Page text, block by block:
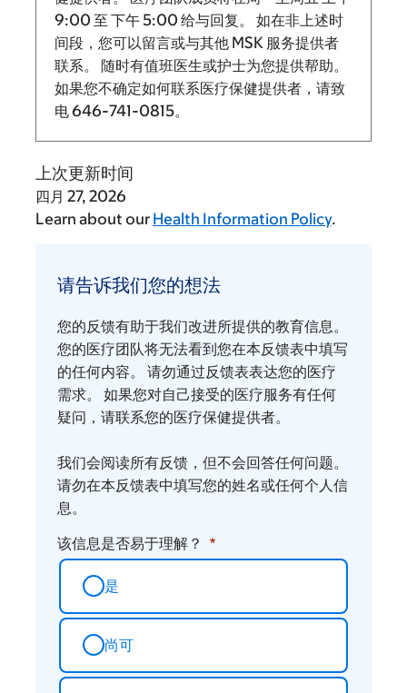
9:00 至 下午 5:00 给与回复。
如在非上述时
间段，您可以留言或与其他 MSK 服务提供者
联系。 随时有值班医生或护士为您提供帮助。
如果您不确定如何联系医疗保健提供者，请致
电646-741-0815。
上次更新时间
四月 27, 2026
Learn about our Health Information Policy.
告
我
们
您
的
想
请告诉我们您的想法
您的反馈有助于我们改进所提供的教育信息。
您的医疗团队将无法看到您在本反馈表中填写
的任何内容。 请勿通过反馈表表达您的医疗
需求。 如果您对自己接受的医疗服务有任何
疑问，请联系您的医疗保健提供者。
我们会阅读所有反馈，但不会回答任何问题。
请勿在本反馈表中填写您的姓名或任何个人信
息。
该信息是否易于理解？
是
尚可